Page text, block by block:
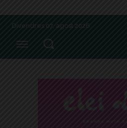
Divendres 07, agost 2026